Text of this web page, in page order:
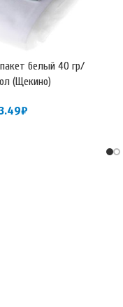
белый 40 гр/
(Щекино)
₽